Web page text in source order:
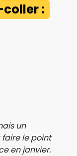
coller :
un
le point
en janvier.